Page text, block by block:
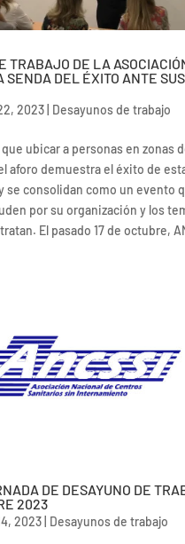
TRABAJO DE LA
SENDA DEL ÉXITO ANTE SUS
2023| Desayunos de trabajo
ubicar a personas en zonas
aforo demuestra el éxito de
se consolidan como un evento
por su organización y los
El pasado 17 de octubre,
DE DESAYUNO DE
2023
2023| Desayunos de trabajo